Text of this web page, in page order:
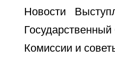
Новости
Государственный
Комиссии и